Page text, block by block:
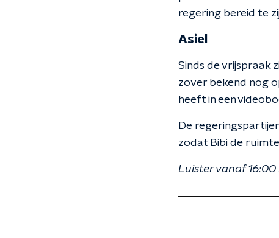
regering bereid te
Asiel
Sinds de vrijspraak
zover bekend nog
heeft in een
De
zodat Bibi de
Luister vanaf 16:00